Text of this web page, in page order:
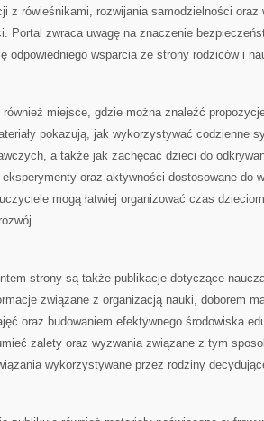
z rówieśnikami, rozwijania samodzielności
Portal zwraca uwagę na znaczenie
odpowiedniego wsparcia ze strony rodziców i
również miejsce, gdzie można znaleźć
pokazują, jak wykorzystywać codzienne
a także jak zachęcać dzieci do
oraz aktywności dostosowane do
mogą łatwiej organizować czas
strony są także publikacje dotyczące
związane z organizacją nauki, doborem
oraz budowaniem efektywnego środowiska
zalety oraz wyzwania związane z tym
wykorzystywane przez rodziny